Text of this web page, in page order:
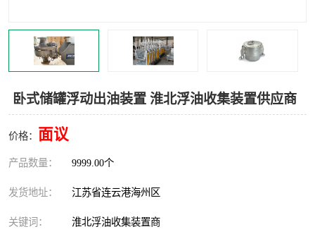
卧式储罐浮动出油装置 淮北浮油收集装置供应商
价格： 面议
产品数量： 9999.00个
发货地址： 江苏省连云港海州区
关键词： 淮北浮油收集装置商
浮动出油装置 鹤管